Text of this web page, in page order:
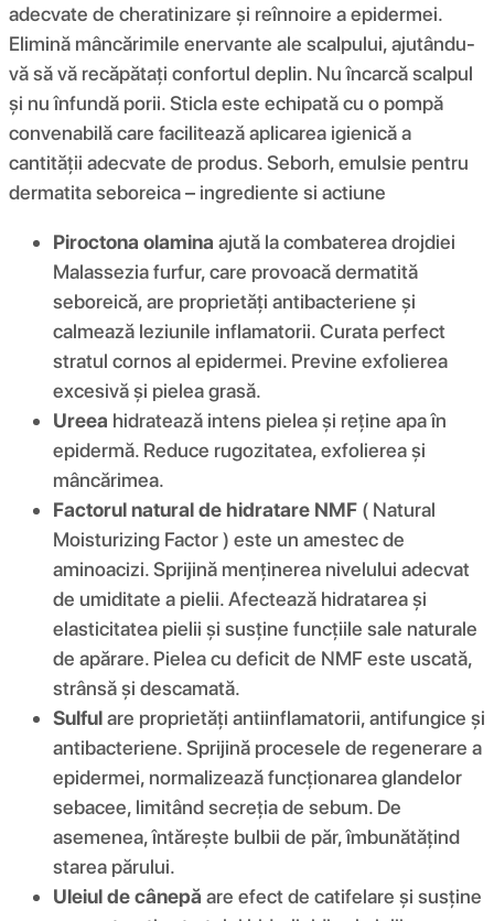
adecvate de cheratinizare și reînnoire a epidermei.
Elimină mâncărimile enervante ale scalpului, ajutându-
vă să vă recăpătați confortul deplin. Nu încarcă scalpul
și nu înfundă porii. Sticla este echipată cu o pompă
convenabilă care facilitează aplicarea igienică a
cantității adecvate de produs. Seborh, emulsie pentru
dermatita seboreica – ingrediente si actiune
Piroctona olamina ajută la combaterea drojdiei
Malassezia furfur, care provoacă dermatită
seboreică, are proprietăți antibacteriene și
calmează leziunile inflamatorii. Curata perfect
stratul cornos al epidermei. Previne exfolierea
excesivă și pielea grasă.
Ureea hidratează intens pielea și reține apa în
epidermă. Reduce rugozitatea, exfolierea și
mâncărimea.
Factorul natural de hidratare NMF ( Natural
Moisturizing Factor ) este un amestec de
aminoacizi. Sprijină menținerea nivelului adecvat
de umiditate a pielii. Afectează hidratarea și
elasticitatea pielii și susține funcțiile sale naturale
de apărare. Pielea cu deficit de NMF este uscată,
strânsă și descamată.
Sulfulare proprietăți antiinflamatorii, antifungice și
antibacteriene. Sprijină procesele de regenerare a
epidermei, normalizează funcționarea glandelor
sebacee, limitând secreția de sebum. De
asemenea, întărește bulbii de păr, îmbunătățind
starea părului.
Uleiul de cânepă are efect de catifelare și susține